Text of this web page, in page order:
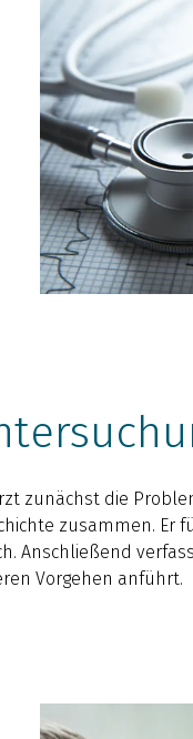
zunächst die
zusammen. Er
Anschließend
Vorgehen anführt.